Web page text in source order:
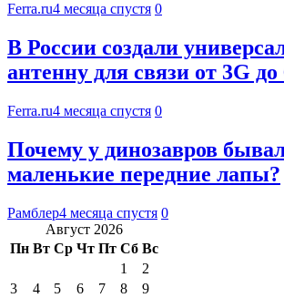
Ferra.ru4 месяца спустя 0
В России создали
антенну для связи от 3G до
Ferra.ru4 месяца спустя 0
Почему у динозавров
маленькие передние лапы?
Рамблер4 месяца спустя 0
Август 2026
Пн Вт Ср Чт Пт Сб Вс
1
2
3
4 5 6 7 8
9